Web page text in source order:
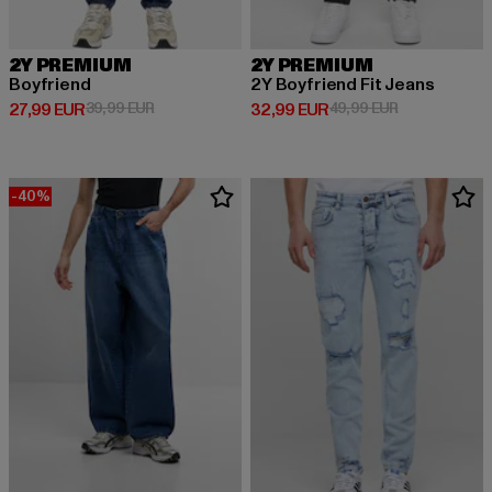
2Y PREMIUM
Boyfriend
27,99 EUR
Derzeitiger Preis: 27,99 EUR
39,99 EURAktionspreis: 39,99 EUR
2Y PREMIUM
2Y Boyfriend Fit Jeans
32,99 EUR
Derzeitiger Preis: 32,99 EUR
49,99 EURAktionspreis:
-40%